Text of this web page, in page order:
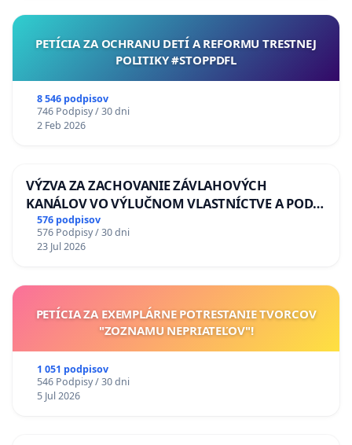
PETÍCIA ZA OCHRANU DETÍ A REFORMU TRESTNEJ
POLITIKY #STOPPDFL
8 546 podpisov
746 Podpisy / 30 dni
2 Feb 2026
VÝZVA ZA ZACHOVANIE ZÁVLAHOVÝCH
KANÁLOV VO VÝLUČNOM VLASTNÍCTVE A POD
KONTROLOU SLOVENSKEJ REPUBLIKY & žiadosť
na riešenie zanedbaného stavu závlahových a
odvodňovacích kanálov na Slovensku
576 podpisov
576 Podpisy / 30 dni
23 Jul 2026
PETÍCIA ZA EXEMPLÁRNE POTRESTANIE TVORCOV
"ZOZNAMU NEPRIATEĽOV"!
1 051 podpisov
546 Podpisy / 30 dni
5 Jul 2026